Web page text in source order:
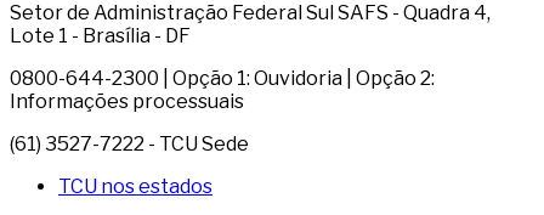
Setor de Administração Federal Sul SAFS - Quadra 4,
Lote 1 - Brasília - DF
0800-644-2300 | Opção 1: Ouvidoria | Opção 2:
Informações processuais
(61) 3527-7222 - TCU Sede
TCU nos estados